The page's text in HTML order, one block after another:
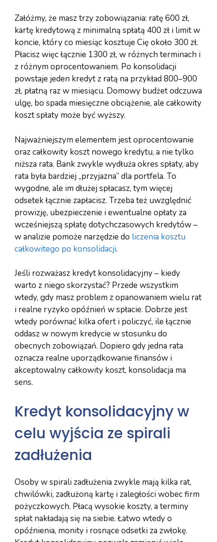
Załóżmy, że masz trzy zobowiązania: ratę 600 zł,
kartę kredytową z minimalną spłatą 400 zł i limit w
koncie, który co miesiąc kosztuje Cię około 300 zł.
Płacisz więc łącznie 1300 zł, w różnych terminach i
z różnym oprocentowaniem. Po konsolidacji
powstaje jeden kredyt z ratą na przykład 800–900
zł, płatną raz w miesiącu. Domowy budżet odczuwa
ulgę, bo spada miesięczne obciążenie, ale całkowity
koszt spłaty może być wyższy.
Najważniejszym elementem jest oprocentowanie
oraz całkowity koszt nowego kredytu, a nie tylko
niższa rata. Bank zwykle wydłuża okres spłaty, aby
rata była bardziej „przyjazna” dla portfela. To
wygodne, ale im dłużej spłacasz, tym więcej
odsetek łącznie zapłacisz. Trzeba też uwzględnić
prowizję, ubezpieczenie i ewentualne opłaty za
wcześniejszą spłatę dotychczasowych kredytów –
w analizie pomoże narzędzie do liczenia kosztu
całkowitego po konsolidacji.
Jeśli rozważasz kredyt konsolidacyjny – kiedy
warto z niego skorzystać? Przede wszystkim
wtedy, gdy masz problem z opanowaniem wielu rat
i realne ryzyko opóźnień w spłacie. Dobrze jest
wtedy porównać kilka ofert i policzyć, ile łącznie
oddasz w nowym kredycie w stosunku do
obecnych zobowiązań. Dopiero gdy jedna rata
oznacza realne uporządkowanie finansów i
akceptowalny całkowity koszt, konsolidacja ma
sens.
Kredyt konsolidacyjny w
celu wyjścia ze spirali
zadłużenia
Osoby w spirali zadłużenia zwykle mają kilka rat,
chwilówki, zadłużoną kartę i zaległości wobec firm
pożyczkowych. Płacą wysokie koszty, a terminy
spłat nakładają się na siebie. Łatwo wtedy o
opóźnienia, monity i rosnące odsetki za zwłokę.